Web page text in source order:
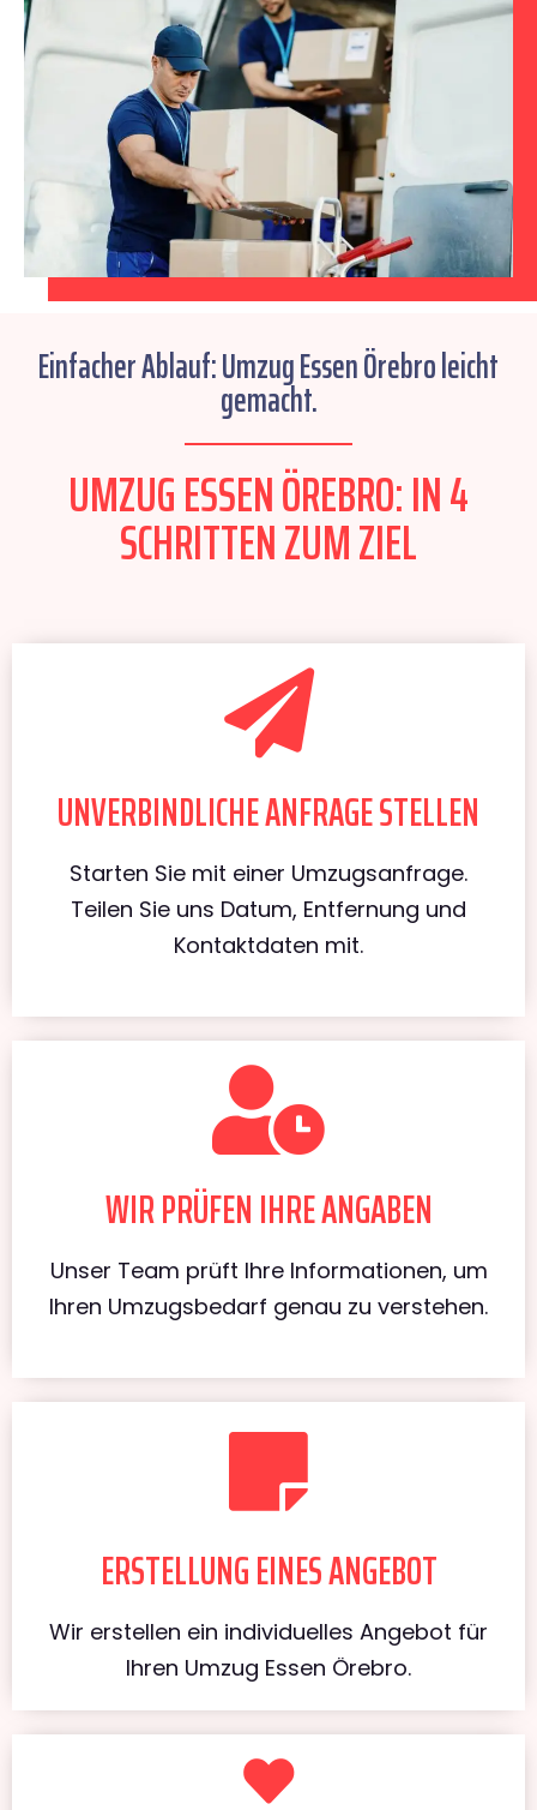
Einfacher Ablauf: Umzug Essen Örebro leicht
gemacht.
UMZUG ESSEN ÖREBRO: IN 4
SCHRITTEN ZUM ZIEL
UNVERBINDLICHE ANFRAGE STELLEN
Starten Sie mit einer Umzugsanfrage.
Teilen Sie uns Datum, Entfernung und
Kontaktdaten mit.
WIR PRÜFEN IHRE ANGABEN
Unser Team prüft Ihre Informationen, um
Ihren Umzugsbedarf genau zu verstehen.
ERSTELLUNG EINES ANGEBOT
Wir erstellen ein individuelles Angebot für
Ihren Umzug Essen Örebro.